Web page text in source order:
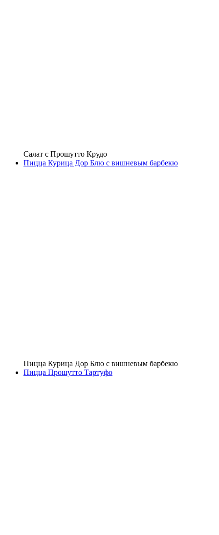
Салат с Прошутто Крудо
Пицца Курица Дор Блю с вишневым барбекю
Пицца Курица Дор Блю с вишневым барбекю
Пицца Прошутто Тартуфо